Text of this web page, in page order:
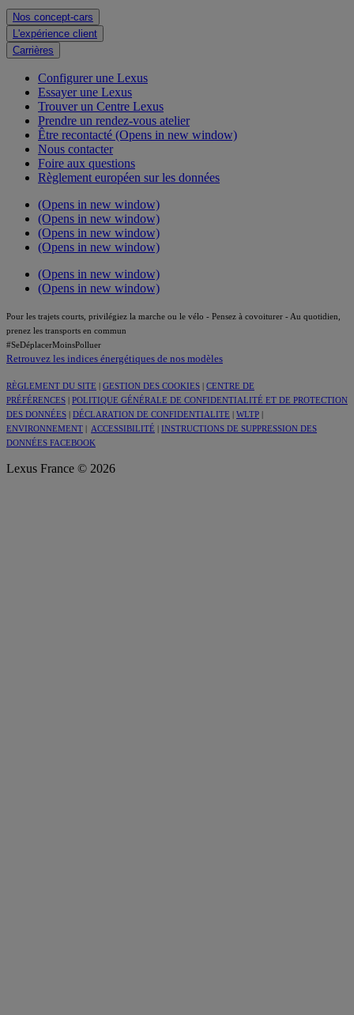
Nos concept-cars
L'expérience client
Carrières
Configurer une Lexus
Essayer une Lexus
Trouver un Centre Lexus
Prendre un rendez-vous atelier
Être recontacté (Opens in new window)
Nous contacter
Foire aux questions
Règlement européen sur les données
(Opens in new window)
(Opens in new window)
(Opens in new window)
(Opens in new window)
(Opens in new window)
(Opens in new window)
Pour les trajets courts, privilégiez la marche ou le vélo - Pensez à covoiturer - Au quotidien,
prenez les transports en commun
#SeDéplacerMoinsPolluer
Retrouvez les indices énergétiques de nos modèles
RÈGLEMENT DU SITE | GESTION DES COOKIES | CENTRE DE
PRÉFÉRENCES | POLITIQUE GÉNÉRALE DE CONFIDENTIALITÉ ET DE PROTECTION
DES DONNÉES | DÉCLARATION DE CONFIDENTIALITE | WLTP |
ENVIRONNEMENT | ACCESSIBILITÉ | INSTRUCTIONS DE SUPPRESSION DES
DONNÉES FACEBOOK
Lexus France © 2026